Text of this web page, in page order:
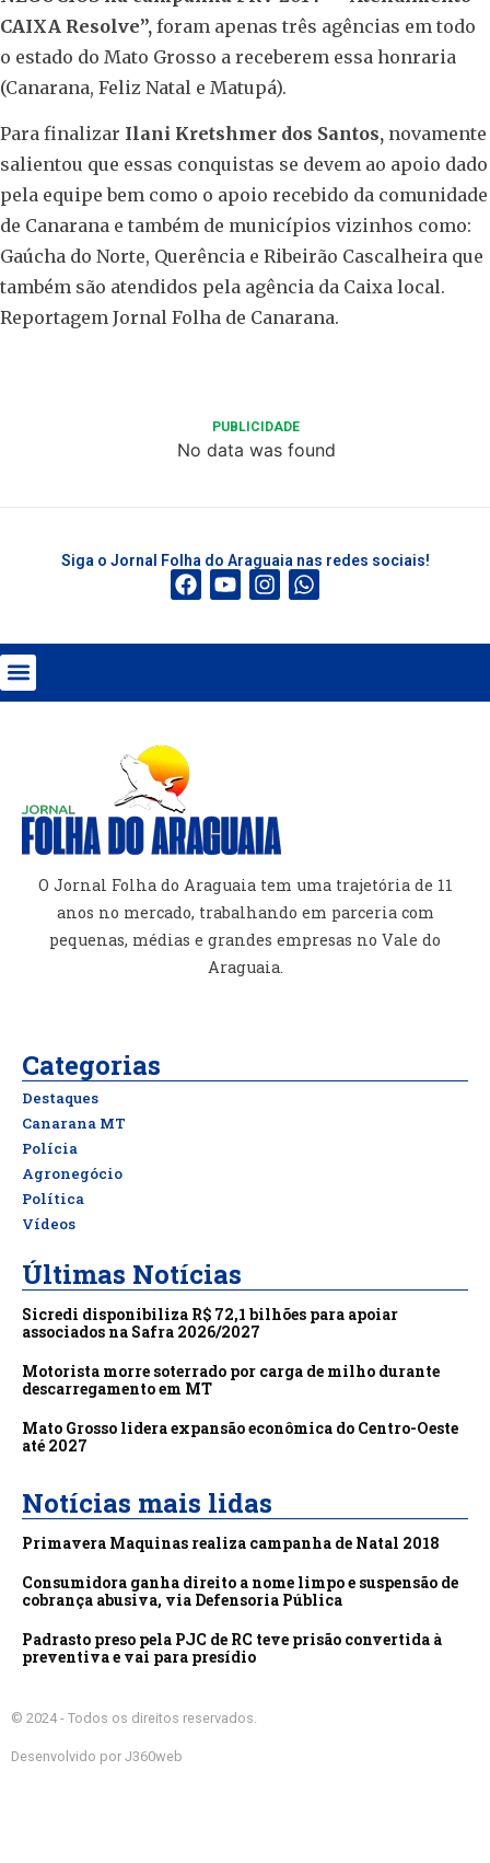
CAIXA Resolve”, foram apenas três agências em todo
o estado do Mato Grosso a receberem essa honraria
(Canarana, Feliz Natal e Matupá).
Para finalizar Ilani Kretshmer dos Santos, novamente
salientou que essas conquistas se devem ao apoio dado
pela equipe bem como o apoio recebido da comunidade
de Canarana e também de municípios vizinhos como:
Gaúcha do Norte, Querência e Ribeirão Cascalheira que
também são atendidos pela agência da Caixa local.
Reportagem Jornal Folha de Canarana.
PUBLICIDADE
No data was found
Siga o Jornal Folha do Araguaia nas redes sociais!
O Jornal Folha do Araguaia tem uma trajetória de 11
anos no mercado, trabalhando em parceria com
pequenas, médias e grandes empresas no Vale do
Araguaia.
Categorias
Destaques
Canarana MT
Polícia
Agronegócio
Política
Vídeos
Últimas Notícias
Sicredi disponibiliza R$ 72,1 bilhões para apoiar
associados na Safra 2026/2027
Motorista morre soterrado por carga de milho durante
descarregamento em MT
Mato Grosso lidera expansão econômica do Centro-Oeste
até 2027
Notícias mais lidas
Primavera Maquinas realiza campanha de Natal 2018
Consumidora ganha direito a nome limpo e suspensão de
cobrança abusiva, via Defensoria Pública
Padrasto preso pela PJC de RC teve prisão convertida à
preventiva e vai para presídio
© 2024 - Todos os direitos reservados.
Desenvolvido por J360web